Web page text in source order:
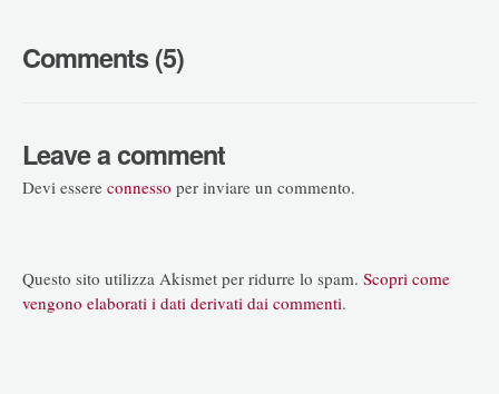
Comments (5)
Leave a comment
Devi essere connesso per inviare un commento.
Questo sito utilizza Akismet per ridurre lo spam. Scopri come
vengono elaborati i dati derivati dai commenti.